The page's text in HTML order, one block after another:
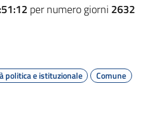
per numero giorni 2632
politica e istituzionale
Comune